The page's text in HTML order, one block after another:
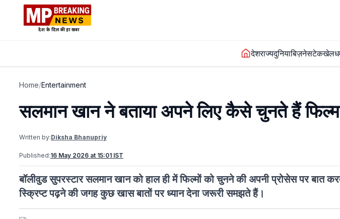
देशराज्यदुनियाबिज़नेसटेकखेल
Home/Entertainment
सलमान खान ने बताया अपने लिए कैसे चुनते हैं
Written by:Diksha Bhanupriy
Published:16 May 2026 at 15:01 IST
बॉलीवुड सुपरस्टार सलमान खान को हाल ही में फिल्मों को चुनने की अपनी प्रोसेस पर बात
स्क्रिप्ट पढ़ने की जगह कुछ खास बातों पर ध्यान देना जरूरी समझते हैं।